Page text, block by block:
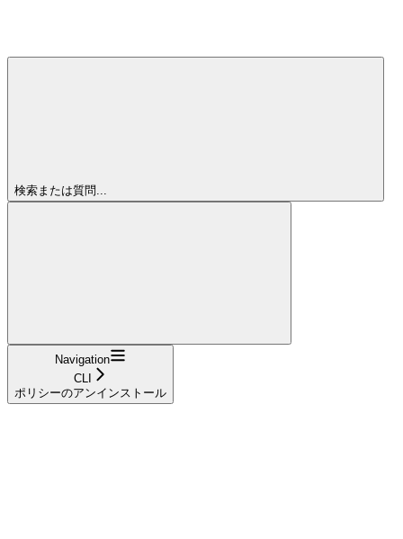
検索または質問...
Navigation
CLI
ポリシーのアンインストール